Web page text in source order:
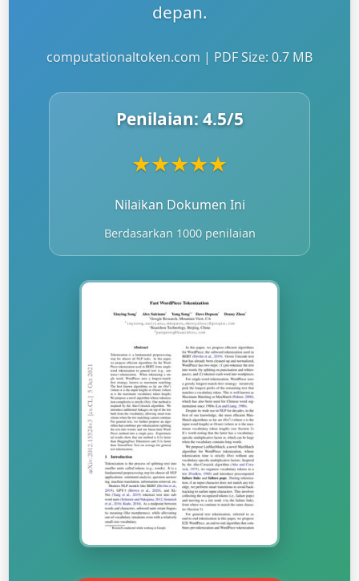
depan.
computationaltoken.com | PDF Size: 0.7 MB
Penilaian: 4.5/5
★★★★★
Nilaikan Dokumen Ini
Berdasarkan 1000 penilaian